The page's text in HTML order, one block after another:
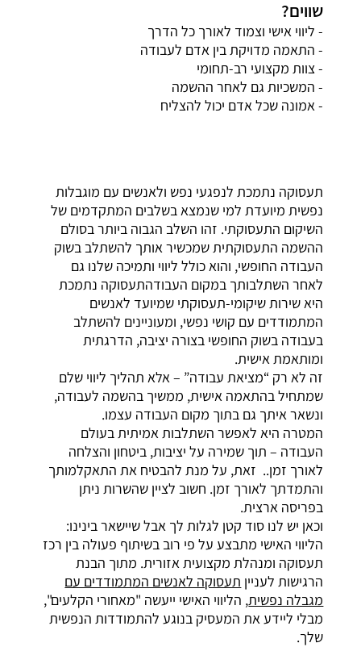
שווים?
- ליווי אישי וצמוד לאורך כל הדרך
- התאמה מדויקת בין אדם לעבודה
- צוות מקצועי רב-תחומי
- המשכיות גם לאחר ההשמה
- אמונה שכל אדם יכול להצליח
תעסוקה נתמכת לנפגעי נפש ולאנשים עם מוגבלות
נפשית מיועדת למי שנמצא בשלבים המתקדמים של
השיקום התעסוקתי. זהו השלב הגבוה ביותר בסולם
ההשמה התעסוקתית שמכשיר אותך להשתלב בשוק
העבודה החופשי, והוא כולל ליווי ותמיכה שלנו גם
לאחר השתלבותך במקום העבודהתעסוקה נתמכת
היא שירות שיקומי-תעסוקתי שמיועד לאנשים
המתמודדים עם קושי נפשי, ומעוניינים להשתלב
בעבודה בשוק החופשי בצורה יציבה, הדרגתית
ומותאמת אישית.
זה לא רק “מציאת עבודה” – אלא תהליך ליווי שלם
שמתחיל בהתאמה אישית, ממשיך בהשמה לעבודה,
ונשאר איתך גם בתוך מקום העבודה עצמו.
המטרה היא לאפשר השתלבות אמיתית בעולם
העבודה – תוך שמירה על יציבות, ביטחון והצלחה
לאורך זמן.. זאת, על מנת להבטיח את התאקלמותך
והתמדתך לאורך זמן. חשוב לציין שהשרות ניתן
בפריסה ארצית.
וכאן יש לנו סוד קטן לגלות לך אבל שיישאר בינינו:
הליווי האישי מתבצע על פי רוב בשיתוף פעולה בין רכז
תעסוקה ומנהלת מקצועית אזורית. מתוך הבנת
הרגישות לעניין תעסוקה לאנשים המתמודדים עם
מגבלה נפשית, הליווי האישי ייעשה "מאחורי הקלעים",
מבלי ליידע את המעסיק בנוגע להתמודדות הנפשית
שלך.